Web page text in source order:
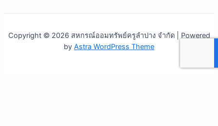
Copyright © 2026 สหกรณ์ออมทรัพย์ครูลำปาง จำกัด | Powered
by Astra WordPress Theme